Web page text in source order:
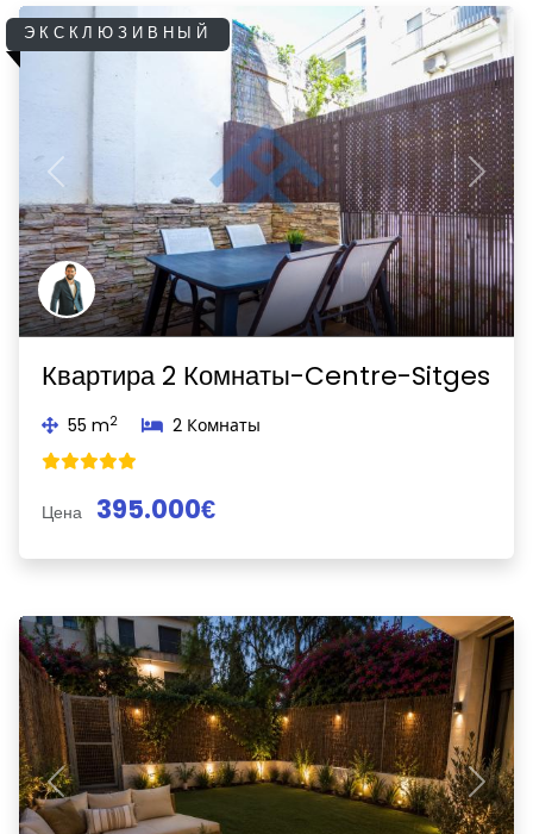
ЭКСКЛЮЗИВНЫЙ
Previous Next
Квартира 2 Комнаты-Centre-Sitges
55 m2 2 Комнаты
Цена 395.000€
Previous Next